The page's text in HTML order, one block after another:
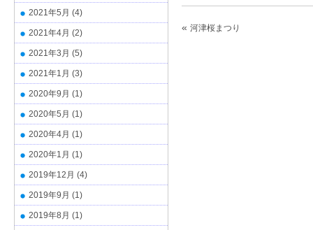
« 河津桜まつり
2021年5月 (4)
2021年4月 (2)
2021年3月 (5)
2021年1月 (3)
2020年9月 (1)
2020年5月 (1)
2020年4月 (1)
2020年1月 (1)
2019年12月 (4)
2019年9月 (1)
2019年8月 (1)